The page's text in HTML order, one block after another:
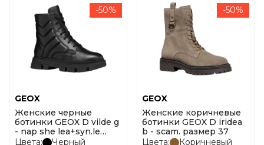
-50%
GEOX
Женские черные
ботинки GEOX D vilde g
- nap she lea+syn.le
размер 36
Цвета:
Черный
-50%
GEOX
Женские коричневые
ботинки GEOX D iridea
b - scam. размер 37
Цвета:
Коричневый